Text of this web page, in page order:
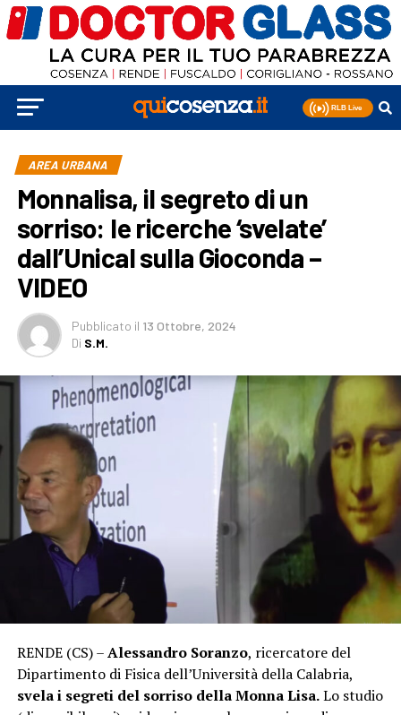
AREA URBANA
Monnalisa, il segreto di un
sorriso: le ricerche ‘svelate’
dall’Unical sulla Gioconda –
VIDEO
Pubblicato il 13 Ottobre, 2024
Di S.M.
RENDE (CS) –Alessandro Soranzo, ricercatore del
Dipartimento di Fisica dell’Università della Calabria,
svela i segreti del sorriso della Monna Lisa.Lo studio